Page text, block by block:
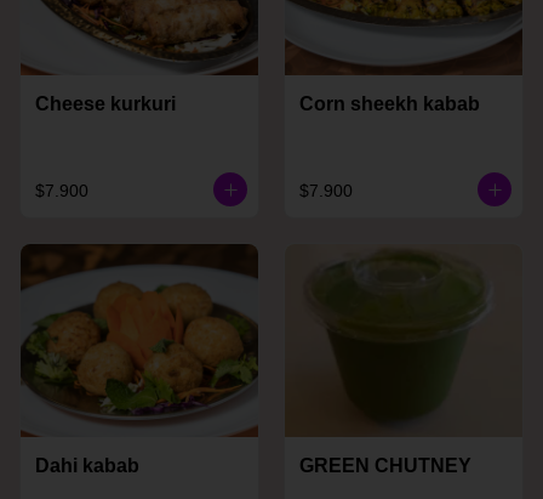
Cheese kurkuri
$7.900
Corn sheekh kabab
$7.900
Dahi kabab GREEN CHUTNEY